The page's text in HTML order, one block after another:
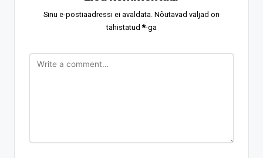
Sinu e-postiaadressi ei avaldata. Nõutavad väljad on
tähistatud*-ga